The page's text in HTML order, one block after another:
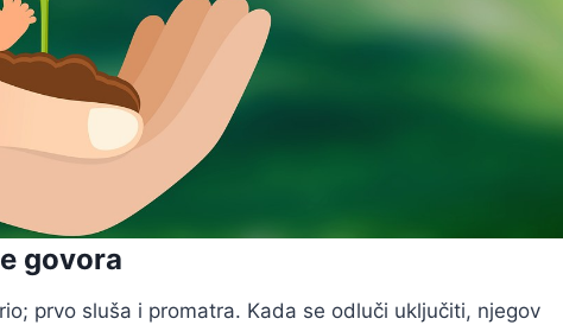
govora
prvo sluša i promatra. Kada se odluči uključiti, njegov